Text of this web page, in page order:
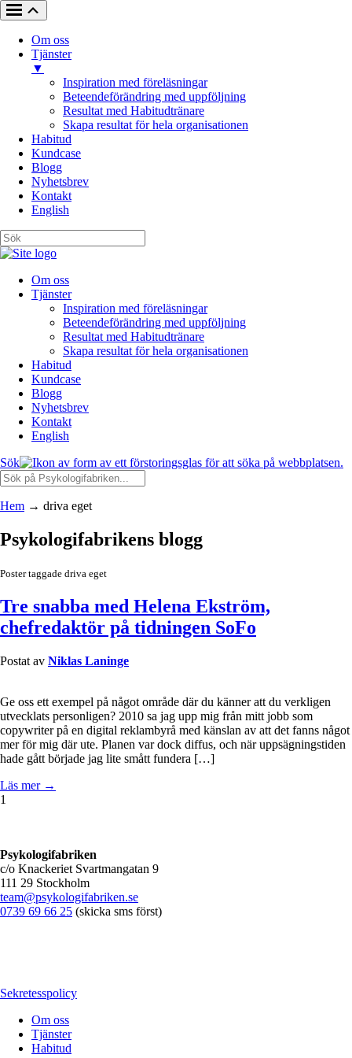
Om oss
Tjänster
▼
Inspiration med föreläsningar
Beteendeförändring med uppföljning
Resultat med Habitudtränare
Skapa resultat för hela organisationen
Habitud
Kundcase
Blogg
Nyhetsbrev
Kontakt
English
Om oss
Tjänster
Inspiration med föreläsningar
Beteendeförändring med uppföljning
Resultat med Habitudtränare
Skapa resultat för hela organisationen
Habitud
Kundcase
Blogg
Nyhetsbrev
Kontakt
English
Sök
Hem → driva eget
Psykologifabrikens blogg
Poster taggade driva eget
Tre snabba med Helena Ekström,
chefredaktör på tidningen SoFo
Postat av Niklas Laninge
Ge oss ett exempel på något område där du känner att du verkligen
utvecklats personligen? 2010 sa jag upp mig från mitt jobb som
copywriter på en digital reklambyrå med känslan av att det fanns något
mer för mig där ute. Planen var dock diffus, och när uppsägningstiden
hade gått började jag lite smått fundera […]
Läs mer →
1
Psykologifabriken
c/o Knackeriet Svartmangatan 9
111 29 Stockholm
team@psykologifabriken.se
0739 69 66 25 (skicka sms först)
Sekretesspolicy
Om oss
Tjänster
Habitud